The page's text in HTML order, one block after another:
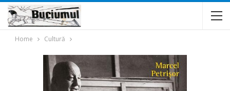
Home Cultură